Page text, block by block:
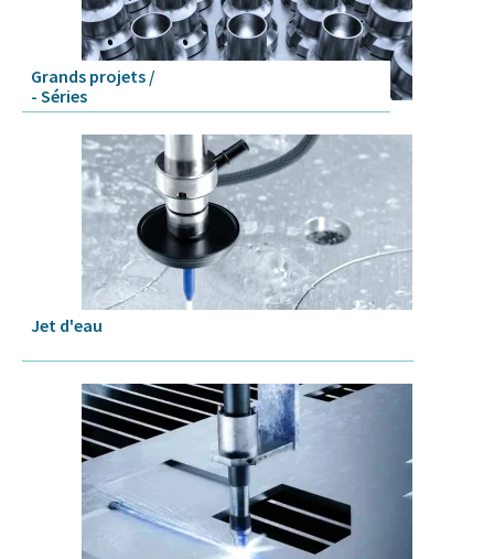
Grands projets /
- Séries
Jet d'eau